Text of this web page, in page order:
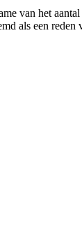
van het
als een